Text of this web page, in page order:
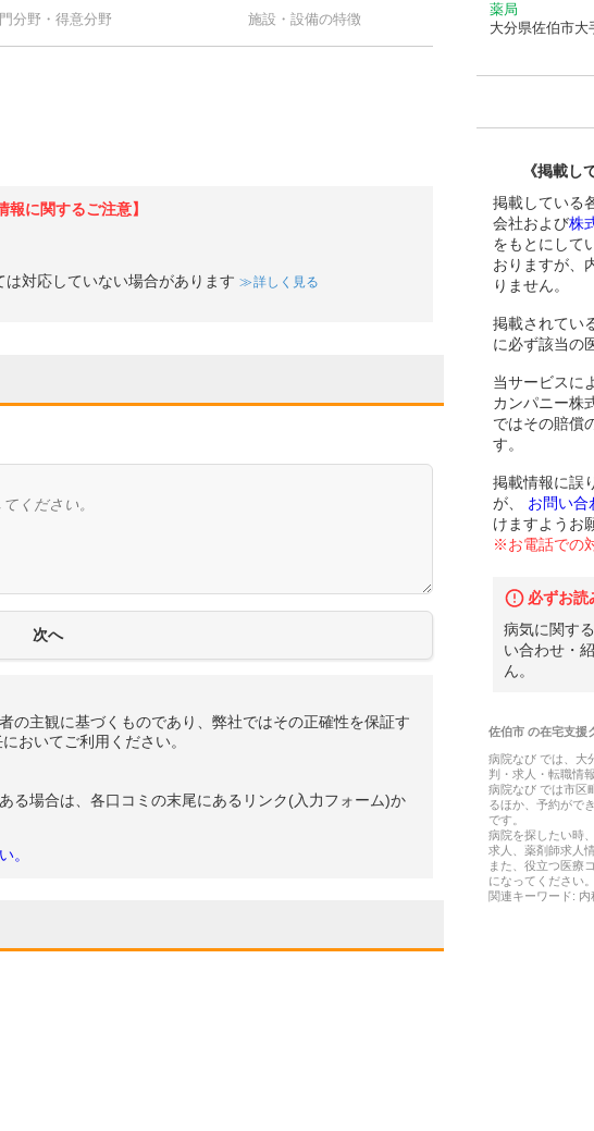
分野・得意分野 施設・設備の特徴
報に関するご注意】
対応していない場合があります 詳しく見る
の主観に基づくものであり、弊社ではその正確性を保証す
おいてご利用ください。
る場合は、各口コミの末尾にあるリンク(入力フォーム)か
。
薬局
大分県佐伯市大
《掲載し
掲載している
会社および株
をもとにして
おりますが、
りません。
掲載されてい
に必ず該当の
当サービスに
カンパニー株
ではその賠償
す。
掲載情報に誤
が、
お問い合
けますようお
※お電話での
必ずお読
病気に関す
い合わせ・
ん。
佐伯市の在宅支援
病院なび では、 大
判・求人・転職情
病院なび では市区
るほか、予約がで
です。
病院を探したい時
求人、薬剤師求人
また、役立つ医療
になってください。
関連キーワード: 内